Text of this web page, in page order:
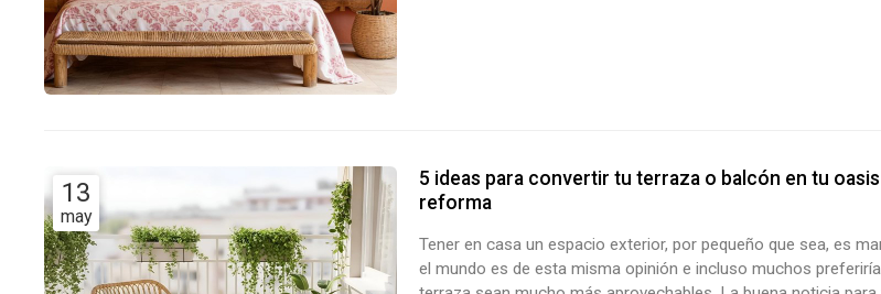
13
may
5 ideas para convertir tu terraza o balcón en tu
reforma
Tener en casa un espacio exterior, por pequeño que sea, es
el mundo es de esta misma opinión e incluso muchos